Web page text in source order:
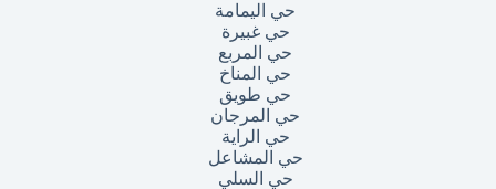
حي اليمامة
حي غبيرة
حي المربع
حي المناخ
حي طويق
حي المرجان
حي الراية
حي المشاعل
حي السلي